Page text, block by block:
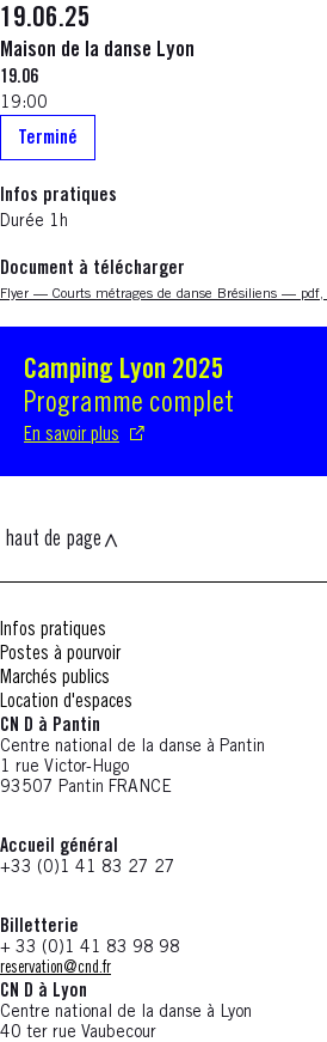
19.06.25
Maison de la danse Lyon
19.06
19:00
Terminé
Infos pratiques
Durée 1h
Document à télécharger
Nouvelle fenêtre
Flyer — Courts métrages de danse Brésiliens —
Camping Lyon 2025
Programme complet
En savoir plus
S'ouvre dans une nouvelle fenêtre
haut de page
Infos pratiques
Postes à pourvoir
Marchés publics
Location d'espaces
CN D à Pantin
Centre national de la danse à Pantin
1 rue Victor-Hugo
93507 Pantin FRANCE
Accueil général
+33 (0)1 41 83 27 27
Billetterie
+ 33 (0)1 41 83 98 98
reservation@cnd.fr
CN D à Lyon
Centre national de la danse à Lyon
40 ter rue Vaubecour